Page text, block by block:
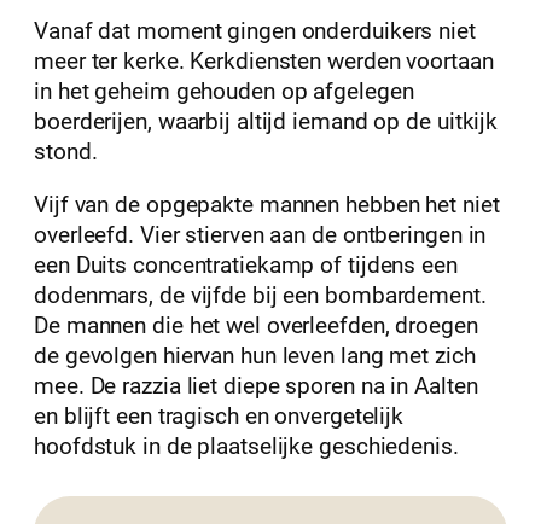
Vanaf dat moment gingen onderduikers niet
meer ter kerke. Kerkdiensten werden voortaan
in het geheim gehouden op afgelegen
boerderijen, waarbij altijd iemand op de uitkijk
stond.
Vijf van de opgepakte mannen hebben het niet
overleefd. Vier stierven aan de ontberingen in
een Duits concentratiekamp of tijdens een
dodenmars, de vijfde bij een bombardement.
De mannen die het wel overleefden, droegen
de gevolgen hiervan hun leven lang met zich
mee. De razzia liet diepe sporen na in Aalten
en blijft een tragisch en onvergetelijk
hoofdstuk in de plaatselijke geschiedenis.